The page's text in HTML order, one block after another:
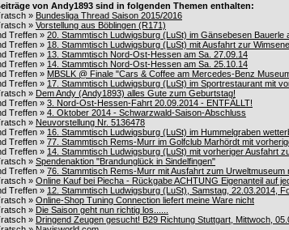
von Andy1893 sind in folgenden Themen enthalten:
» Bundesliga Thread Saison 2015/2016
» Vorstellung aus Böblingen (R171)
Treffen » 20. Stammtisch Ludwigsburg (LuSt) im Gänsebesen Bauerle
Treffen » 18. Stammtisch Ludwigsburg (LuSt) mit Ausfahrt zur
Treffen » 13. Stammtisch Nord-Ost-Hessen am Sa. 27.09.14
Treffen » 14. Stammtisch Nord-Ost-Hessen am Sa. 25.10.14
Treffen » MBSLK @ Finale "Cars & Coffee am Mercedes-Benz
Treffen » 17. Stammtisch Ludwigsburg (LuSt) im Sportrestaurant mit
» Dem Andy (Andy1893) alles Gute zum Geburtstag!
Treffen » 3. Nord-Ost-Hessen-Fahrt 20.09.2014 - ENTFÄLLT!
Treffen » 4. Oktober 2014 - Schwarzwald-Saison-Abschluss
» Neuvorstellung Nr. 5136478
Treffen » 16. Stammtisch Ludwigsburg (LuSt) im Hummelgraben
Treffen » 77. Stammtisch Rems-Murr im Golfclub Marhördt mit
Treffen » 14. Stammtisch Ludwigsburg (LuSt) mit vorheriger Ausfahrt
» Spendenaktion "Brandunglück in Sindelfingen"
Treffen » 76. Stammtisch Rems-Murr mit Ausfahrt zum Urweltmuseum
» Online Kauf bei Piecha - Rückgabe ACHTUNG Eigenanteil auf
Treffen » 12. Stammtisch Ludwigsburg (LuSt), Samstag, 22.03.2014,
» Online-Shop Tuning Connection liefert meine Ware nicht
» Die Saison geht nun richtig los......
» Dringend Zeugen gesucht! B29 Richtung Stuttgart, Mittwoch,